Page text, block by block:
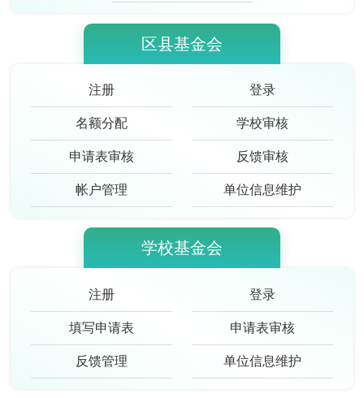
区县基金会
注册 登录
名额分配 学校审核
申请表审核 反馈审核
帐户管理 单位信息维护
学校基金会
注册 登录
填写申请表 申请表审核
反馈管理 单位信息维护